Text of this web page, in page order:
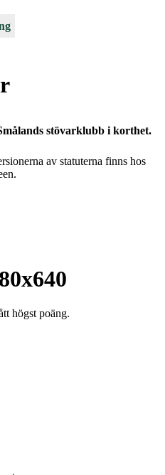
stövarklubb i korthet.
av statuterna finns hos
högst poäng.